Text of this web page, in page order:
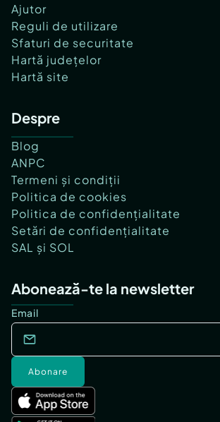
Ajutor
Reguli de utilizare
Sfaturi de securitate
Hartă județelor
Hartă site
Despre
Blog
ANPC
Termeni și condiții
Politica de cookies
Politica de confidențialitate
Setări de confidențialitate
SAL și SOL
Abonează-te la newsletter
Email
Abonare